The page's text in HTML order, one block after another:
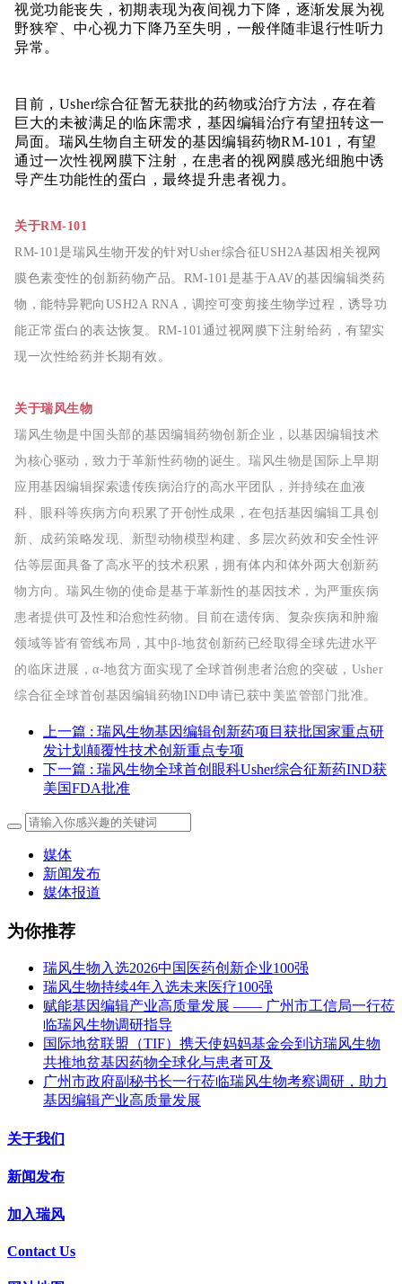
视觉功能丧失，初期表现为夜间视力下降，逐渐发展为视
野狭窄、中心视力下降乃至失明，一般伴随非退行性听力
异常。
目前，Usher综合征暂无获批的药物或治疗方法，存在着
巨大的未被满足的临床需求，基因编辑治疗有望扭转这一
局面。瑞风生物自主研发的基因编辑药物RM-101，有望
通过一次性视网膜下注射，在患者的视网膜感光细胞中诱
导产生功能性的蛋白，最终提升患者视力。
关于RM-101
RM-101是瑞风生物开发的针对Usher综合征USH2A基因相关视网
膜色素变性的创新药物产品。RM-101是基于AAV的基因编辑类药
物，能特异靶向USH2A RNA，调控可变剪接生物学过程，诱导功
能正常蛋白的表达恢复。RM-101通过视网膜下注射给药，有望实
现一次性给药并长期有效。
关于瑞风生物
瑞风生物是中国头部的基因编辑药物创新企业，以基因编辑技术
为核心驱动，致力于革新性药物的诞生。瑞风生物是国际上早期
应用基因编辑探索遗传疾病治疗的高水平团队，并持续在血液
科、眼科等疾病方向积累了开创性成果，在包括基因编辑工具创
新、成药策略发现、新型动物模型构建、多层次药效和安全性评
估等层面具备了高水平的技术积累，拥有体内和体外两大创新药
物方向。瑞风生物的使命是基于革新性的基因技术，为严重疾病
患者提供可及性和治愈性药物。目前在遗传病、复杂疾病和肿瘤
领域等皆有管线布局， 其中β-地贫创新药已经取得全球先进水平
的临床进展，α-地贫方面实现了全球首例患者治愈的突破，Usher
综合征全球首创基因编辑药物IND申请已获中美监管部门批准。
上一篇 : 瑞风生物基因编辑创新药项目获批国家重点研
发计划颠覆性技术创新重点专项
下一篇 : 瑞风生物全球首创眼科Usher综合征新药IND获
美国FDA批准
媒体
新闻发布
媒体报道
为你推荐
瑞风生物入选2026中国医药创新企业100强
瑞风生物持续4年入选未来医疗100强
赋能基因编辑产业高质量发展 —— 广州市工信局一行莅
临瑞风生物调研指导
国际地贫联盟（TIF）携天使妈妈基金会到访瑞风生物
共推地贫基因药物全球化与患者可及
广州市政府副秘书长一行莅临瑞风生物考察调研，助力
基因编辑产业高质量发展
关于我们
新闻发布
加入瑞风
Contact Us